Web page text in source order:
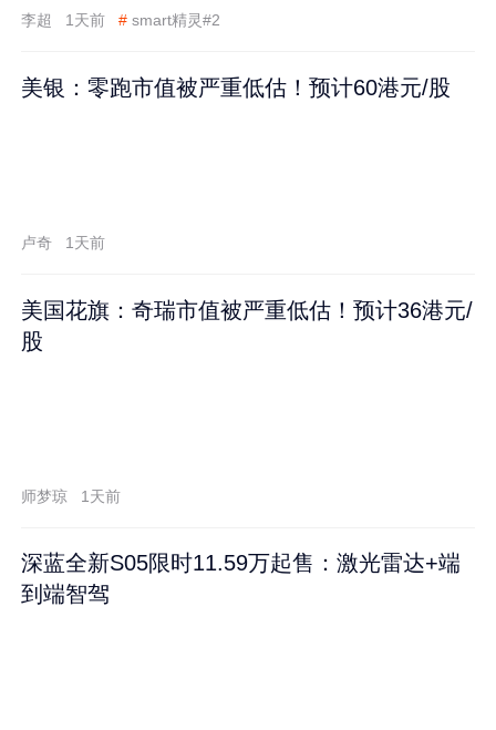
李超 1天前 # smart精灵#2
美银：零跑市值被严重低估！预计60港元/股
卢奇 1天前
美国花旗：奇瑞市值被严重低估！预计36港元/
股
师梦琼 1天前
深蓝全新S05限时11.59万起售：激光雷达+端
到端智驾